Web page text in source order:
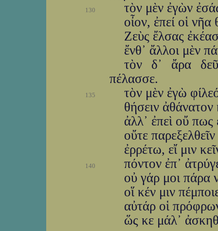
130
τὸν μὲν ἐγὼν
οἶον, ἐπεί οἱ
Ζεὺς ἔλσας
ἔνθ᾽ ἄλλοι μὲν
τὸν δ᾽ ἄρα
πέλασσε.
135
τὸν μὲν ἐγὼ
θήσειν
ἀλλ᾽ ἐπεὶ οὔ πως
οὔτε
ἐρρέτω, εἴ μιν
140
πόντον ἐπ᾽
οὐ γάρ μοι πάρα
οἵ κέν μιν
αὐτάρ οἱ
ὥς κε μάλ᾽